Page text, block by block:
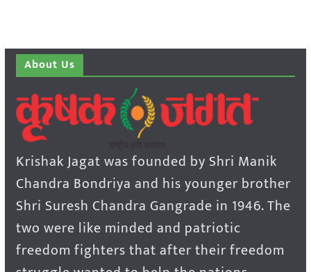
About Us
Krishak Jagat was founded by Shri Manik
Chandra Bondriya and his younger brother
Shri Suresh Chandra Gangrade in 1946. The
two were like minded and patriotic
freedom fighters that after their freedom